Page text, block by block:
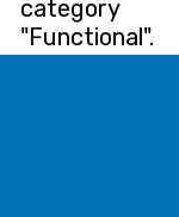
category
"Functional".